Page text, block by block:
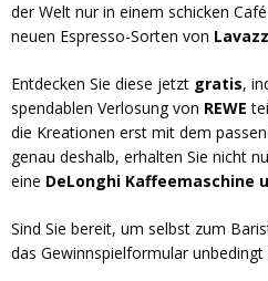
der Welt nur in einem schicken
neuen Espresso-Sorten von
Entdecken Sie diese jetzt gratis,
spendablen Verlosung von REWE
die Kreationen erst mit dem
genau deshalb, erhalten Sie nicht
eine DeLonghi Kaffeemaschine
Sind Sie bereit, um selbst zum
das Gewinnspielformular unbedingt